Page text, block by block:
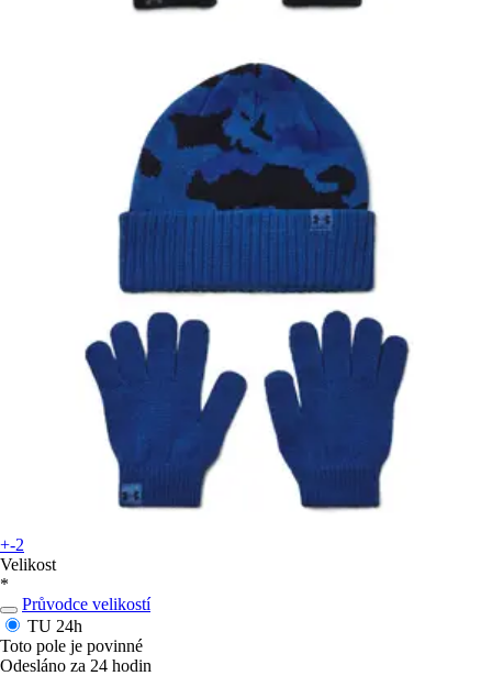
+-2
Velikost
*
Průvodce velikostí
TU 24h
Toto pole je povinné
Odesláno za 24 hodin